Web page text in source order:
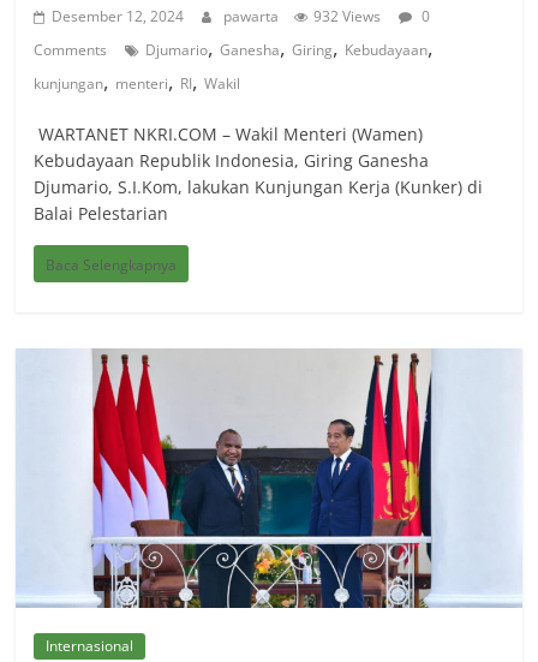
Desember 12, 2024 pawarta 932 Views
0
Comments
Djumario,Ganesha,Giring, Kebudayaan,
kunjungan, menteri, RI,Wakil
WARTANET NKRI.COM – Wakil Menteri (Wamen)
Kebudayaan Republik Indonesia, Giring Ganesha
Djumario, S.I.Kom, lakukan Kunjungan Kerja (Kunker) di
Balai Pelestarian
Baca Selengkapnya
Internasional